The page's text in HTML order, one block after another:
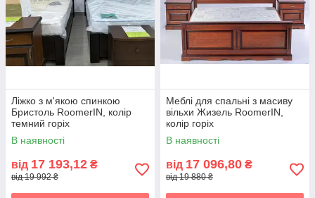
Ліжко з м'якою спинкою
Бристоль RoomerIN, колір
темний горіх
В наявності
від 17 193,12 ₴
від 19 992 ₴
Меблі для спальні з масиву
вільхи Жизель RoomerIN,
колір горіх
В наявності
від 17 096,80 ₴
від 19 880 ₴